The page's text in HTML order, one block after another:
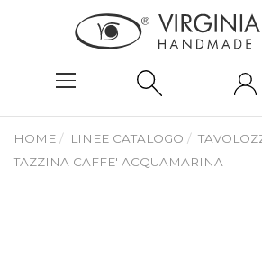
HOME LINEE CATALOGO
TAZZINA CAFFE' ACQUAMARINA